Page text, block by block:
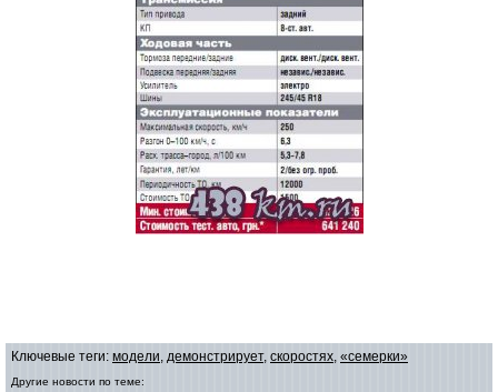
Ключевые теги: модели, демонстрирует, скоростях, «семерки»
Другие новости по теме: